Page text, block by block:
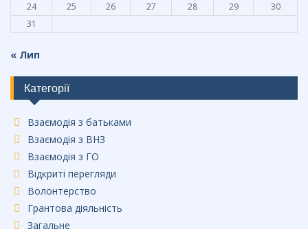
24
25 26 27 28 29
30
31
« Лип
Категорії
Взаємодія з батьками
Взаємодія з ВНЗ
Взаємодія з ГО
Відкриті перегляди
Волонтерство
Грантова діяльність
Загальне